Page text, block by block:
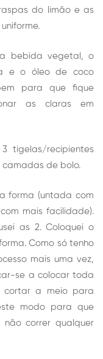
do limão e as
bebida vegetal, o
e o óleo de coco
para que fique
as claras em
tigelas/recipientes
camadas de bolo.
forma (untada com
mais facilidade).
as 2. Coloquei o
Como só tenho
mais uma vez,
se a colocar toda
cortar a meio para
modo para que
correr qualquer